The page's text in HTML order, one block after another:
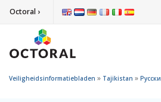
Octoral ›
Veiligheidsinformatiebladen » Tajikistan »